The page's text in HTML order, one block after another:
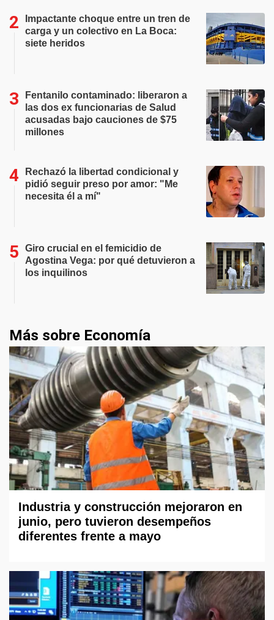
Impactante choque entre un tren de
carga y un colectivo en La Boca:
siete heridos
Fentanilo contaminado: liberaron a
las dos ex funcionarias de Salud
acusadas bajo cauciones de $75
millones
Rechazó la libertad condicional y
pidió seguir preso por amor: "Me
necesita él a mí"
Giro crucial en el femicidio de
Agostina Vega: por qué detuvieron a
los inquilinos
Más sobre Economía
Industria y construcción mejoraron en
junio, pero tuvieron desempeños
diferentes frente a mayo